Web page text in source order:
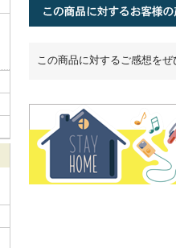
この商品に対するご感想をぜ